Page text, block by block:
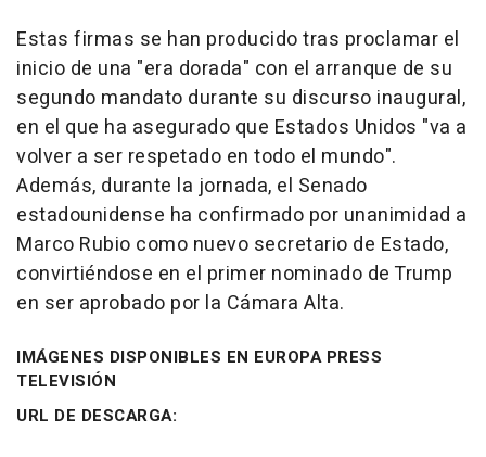
Estas firmas se han producido tras proclamar el
inicio de una "era dorada" con el arranque de su
segundo mandato durante su discurso inaugural,
en el que ha asegurado que Estados Unidos "va a
volver a ser respetado en todo el mundo".
Además, durante la jornada, el Senado
estadounidense ha confirmado por unanimidad a
Marco Rubio como nuevo secretario de Estado,
convirtiéndose en el primer nominado de Trump
en ser aprobado por la Cámara Alta.
IMÁGENES DISPONIBLES EN EUROPA PRESS
TELEVISIÓN
URL DE DESCARGA: